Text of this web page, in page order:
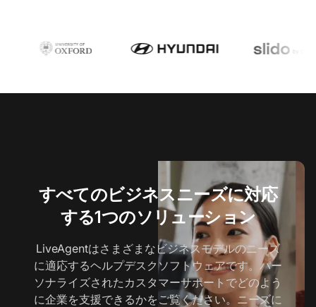
すべてのビジネスニーズに対応
する1つのソリューション
LiveAgentはさまざまなビジネスモデルのニーズ
に適応するヘルプデスクソフトウェアです。パー
ソナライズされたカスタマーサポートでどのよう
に企業を支援できるかをご覧ください。ニーズに